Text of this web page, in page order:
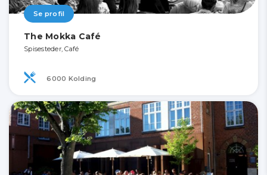
Se profil
The Mokka Café
Spisesteder, Café
6000 Kolding